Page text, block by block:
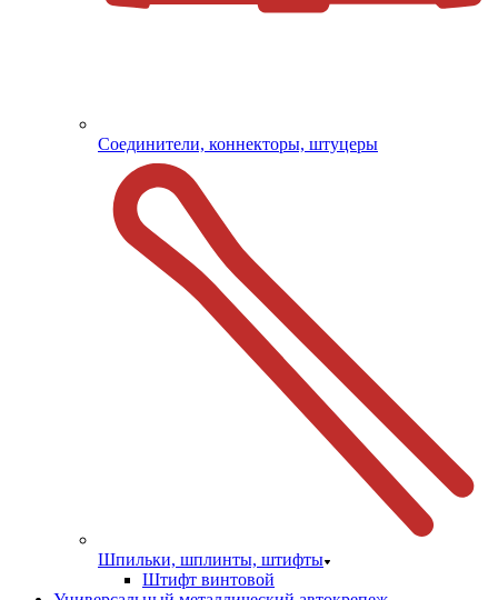
Соединители, коннекторы, штуцеры
Шпильки, шплинты, штифты
Штифт винтовой